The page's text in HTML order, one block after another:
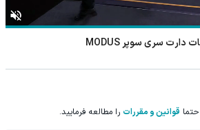
پاسارگاد نوین لاهیجان - فراز لاهیجان
قوانین و مقررات را مطالعه فرمایید.